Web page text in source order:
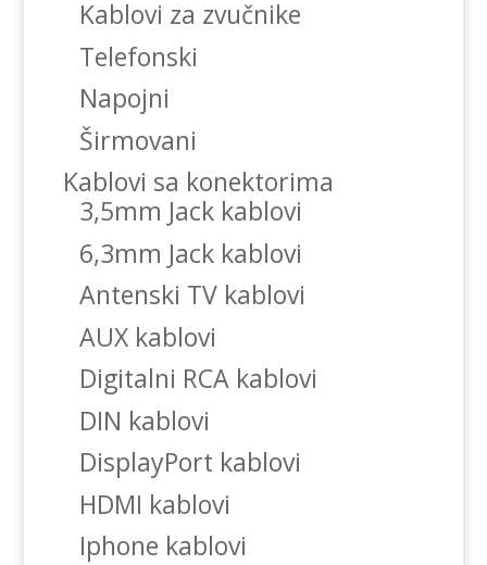
Kablovi za zvučnike
Telefonski
Napojni
Širmovani
Kablovi sa konektorima
3,5mm Jack kablovi
6,3mm Jack kablovi
Antenski TV kablovi
AUX kablovi
Digitalni RCA kablovi
DIN kablovi
DisplayPort kablovi
HDMI kablovi
Iphone kablovi